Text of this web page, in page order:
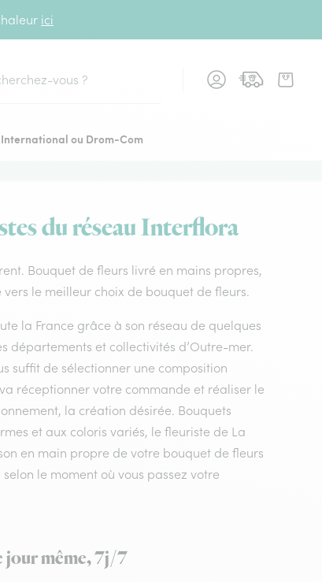
ici
International ou Drom-Com
du réseau Interflora
Bouquet de fleurs livré en mains propres,
le meilleur choix de bouquet de fleurs.
la France grâce à son réseau de quelques
départements et collectivités d’Outre-mer.
suffit de sélectionner une composition
réceptionner votre commande et réaliser le
la création désirée. Bouquets
et aux coloris variés, le fleuriste de La
en main propre de votre bouquet de fleurs
le moment où vous passez votre
jour même, 7j/7